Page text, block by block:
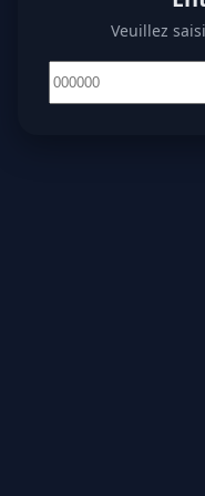
Veuillez